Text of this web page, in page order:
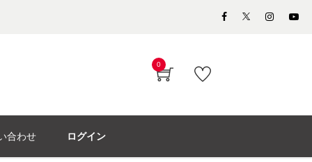
0
合わせ ログイン